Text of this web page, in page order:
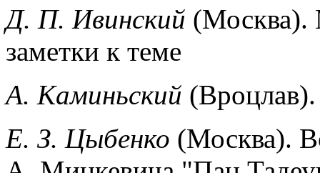
Д. П. Ивинский (Москва).
заметки к теме
А. Каминьский
Е. З. Цыбенко (Москва).